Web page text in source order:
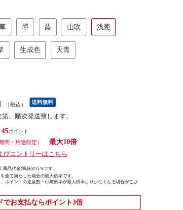
墨 藍 山吹 浅葱
生成色 天青
（税込） 送料無料
、順次発送致します。
45
期間・用途限定）
最大10倍
びエントリーはこちら
品代金(税抜)の1％です。
全て満たした場合の最大倍率です。
ポイントの進呈数・付与倍率が最大倍率より少なくなる場合がござ
でお支払ならポイント3倍